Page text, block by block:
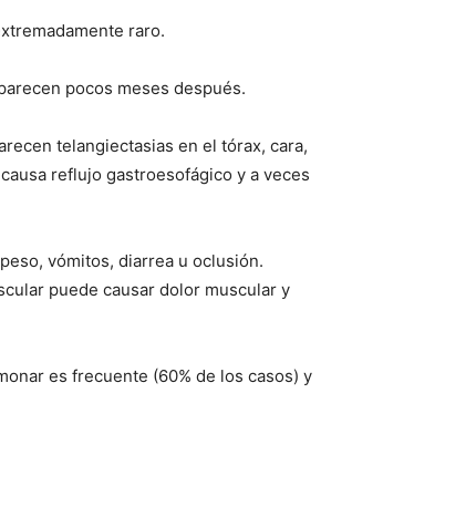
raro.
pocos meses después.
telangiectasias en el tórax, cara,
reflujo gastroesofágico y a veces
vómitos, diarrea u oclusión.
puede causar dolor muscular y
es frecuente (60% de los casos) y